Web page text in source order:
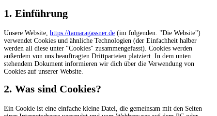
1. Einführung
Unsere Website, https://tamaragassner.de (im folgenden: "Die Website")
verwendet Cookies und ähnliche Technologien (der Einfachheit halber
werden all diese unter "Cookies" zusammengefasst). Cookies werden
außerdem von uns beauftragten Drittparteien platziert. In dem unten
stehendem Dokument informieren wir dich über die Verwendung von
Cookies auf unserer Website.
2. Was sind Cookies?
Ein Cookie ist eine einfache kleine Datei, die gemeinsam mit den Seiten